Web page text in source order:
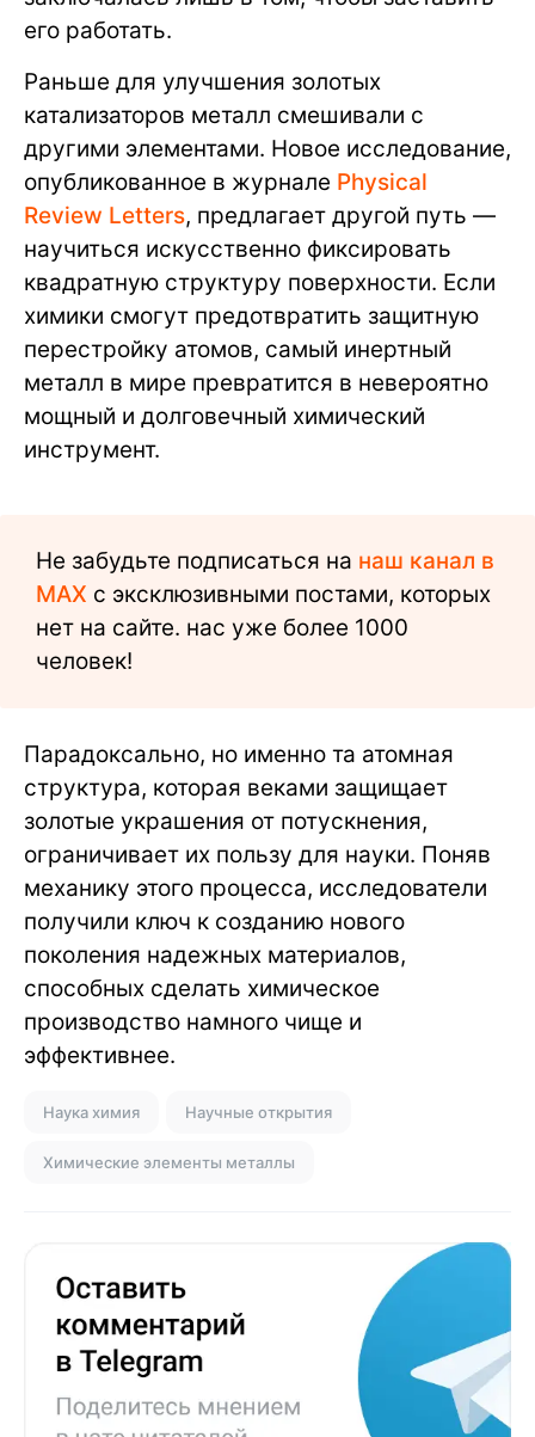
его работать.
Раньше для улучшения золотых
катализаторов металл смешивали с
другими элементами. Новое исследование,
опубликованное в журнале Physical
Review Letters, предлагает другой путь —
научиться искусственно фиксировать
квадратную структуру поверхности. Если
химики смогут предотвратить защитную
перестройку атомов, самый инертный
металл в мире превратится в невероятно
мощный и долговечный химический
инструмент.
Не забудьте подписаться на наш канал в
MAX с эксклюзивными постами, которых
нет на сайте. нас уже более 1000
человек!
Парадоксально, но именно та атомная
структура, которая веками защищает
золотые украшения от потускнения,
ограничивает их пользу для науки. Поняв
механику этого процесса, исследователи
получили ключ к созданию нового
поколения надежных материалов,
способных сделать химическое
производство намного чище и
эффективнее.
Наука химия Научные открытия
Химические элементы металлы